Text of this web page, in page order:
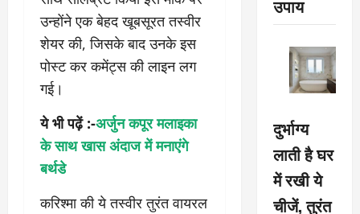
उन्होंने एक बेहद खूबसूरत तस्वीर
शेयर की, जिसके बाद उनके इस
पोस्ट कर कमेंट्स की लाइन लग
गई।
ये भी पढ़ें :-अर्जुन कपूर मलाइका
के साथ खास अंदाज में मनाएंगे
बर्थडे
करिश्मा की ये तस्वीर तुरंत वायरल
उपाय
दुर्भाग्य
लाती है घर
में रखी ये
चीजें, तुरंत